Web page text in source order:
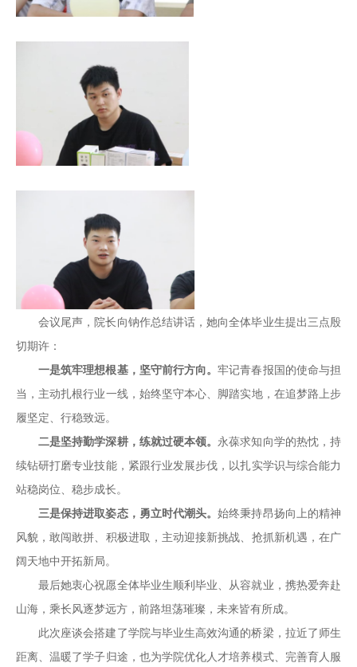
会议尾声，院长向钠作总结讲话，她向全体毕业生提出三点殷
切期许：
一是筑牢理想根基，坚守前行方向。牢记青春报国的使命与担
当，主动扎根行业一线，始终坚守本心、脚踏实地，在追梦路上步
履坚定、行稳致远。
二是坚持勤学深耕，练就过硬本领。 永葆求知向学的热忱，持
续钻研打磨专业技能，紧跟行业发展步伐，以扎实学识与综合能力
站稳岗位、稳步成长。
三是保持进取姿态，勇立时代潮头。始终秉持昂扬向上的精神
风貌，敢闯敢拼、积极进取，主动迎接新挑战、抢抓新机遇，在广
阔天地中开拓新局。
最后她衷心祝愿全体毕业生顺利毕业、从容就业，携热爱奔赴
山海，乘长风逐梦远方，前路坦荡璀璨，未来皆有所成。
此次座谈会搭建了学院与毕业生高效沟通的桥梁，拉近了师生
距离、温暖了学子归途，也为学院优化人才培养模式、完善育人服